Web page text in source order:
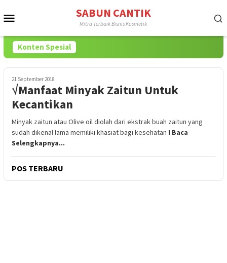
ke
SABUN CANTIK
Mitra Terbaik Bisnis Kosmetik
Konten Spesial
21 September 2018
√Manfaat Minyak Zaitun Untuk
Kecantikan
Minyak zaitun atau Olive oil diolah dari ekstrak buah zaitun yang
sudah dikenal lama memiliki khasiat bagi kesehatan I Baca
Selengkapnya...
POS TERBARU